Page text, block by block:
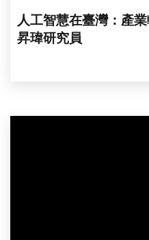
人工智慧在臺灣：產
昇瑋研究員